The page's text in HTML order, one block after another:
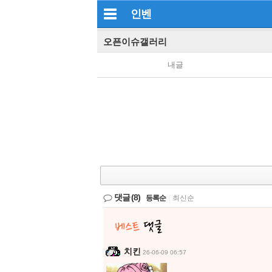
인벤
오픈이슈갤러리
내글
댓글(8) 등록순 최신순
치킨 26-06-09 06:57